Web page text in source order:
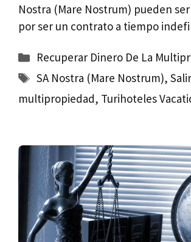
Nostra (Mare Nostrum) pueden
por ser un contrato a tiempo
Categorías
Recuperar Dinero De La
Etiquetas
SA Nostra (Mare Nostrum),
multipropiedad, Turihoteles